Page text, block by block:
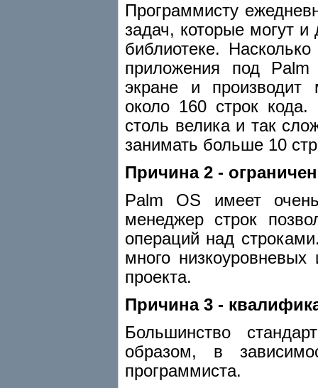
Программисту
задач, которые могут
библиотеке.
приложения под
экране и производит
около 160 строк
столь велика и так
занимать больше 10
Причина 2 -
Palm OS имеет
менеджер строк
операций над
много
проекта.
Причина 3 -
Большинство
образом, в
программиста.